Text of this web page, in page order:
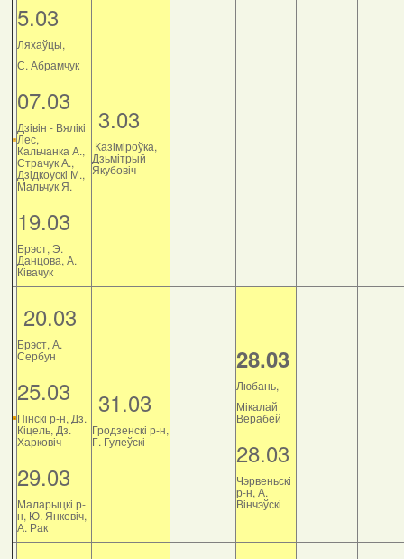
5.03
Ляхаўцы,
С. Абрамчук
07.03
Дзiвiн - Вялiкi
Лес,
Кальчанка А.,
Страчук А.,
Дзiдкоускi М.,
Мальчук Я.
19.03
Брэст, Э.
Данцова, А.
Ківачук
3.03
Казіміроўка,
Дзьмітрый
Якубовіч
20.03
Брэст, А.
Сербун
25.03
Пінскі р-н, Дз.
Кіцель, Дз.
Харковіч
29.03
Маларыцкі р-
н, Ю. Янкевіч,
А. Рак
31.03
Гродзенскі р-н,
Г. Гулеўскі
28.03
Любань,
Мікалай
Верабей
28.03
Чэрвеньскі
р-н, А.
Вінчэўскі